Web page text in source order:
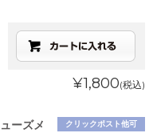
¥1,800(税込)
クリックポスト他可
ーズメ